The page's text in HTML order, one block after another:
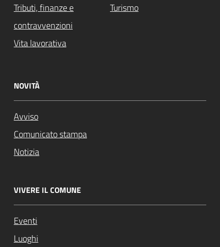
Tributi, finanze e
contravvenzioni
Turismo
Vita lavorativa
NOVITÀ
Avviso
Comunicato stampa
Notizia
VIVERE IL COMUNE
Eventi
Luoghi